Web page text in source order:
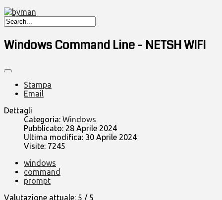
Windows Command Line - NETSH WIFI
Stampa
Email
Dettagli
Categoria: Windows
Pubblicato: 28 Aprile 2024
Ultima modifica: 30 Aprile 2024
Visite: 7245
windows
command
prompt
Valutazione attuale: 5 / 5